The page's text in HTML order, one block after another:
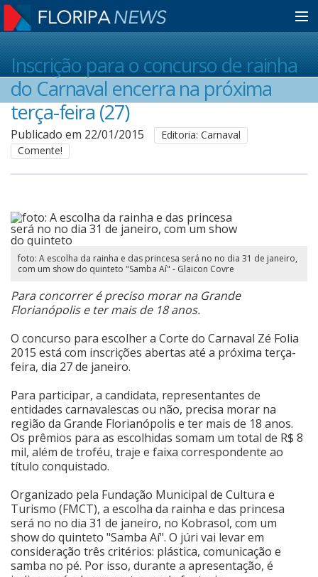
Home
Notícias
Colunistas
Guia de Serviços
Anuncie
Cinema
Agenda Cultural
Anuncie
Inscrição para o concurso de rainha
do Carnaval encerra na próxima
terça-feira (27)
Publicado em 22/01/2015
Editoria: Carnaval
Comente!
foto: A escolha da rainha e das princesa será no no dia 31 de janeiro,
com um show do quinteto "Samba Aí" - Glaicon Covre
Para concorrer é preciso morar na Grande
Florianópolis e ter mais de 18 anos.
O concurso para escolher a Corte do Carnaval Zé Folia
2015 está com inscrições abertas até a próxima terça-
feira, dia 27 de janeiro.
Para participar, a candidata, representantes de
entidades carnavalescas ou não, precisa morar na
região da Grande Florianópolis e ter mais de 18 anos.
Os prêmios para as escolhidas somam um total de R$ 8
mil, além de troféu, traje e faixa correspondente ao
título conquistado.
Organizado pela Fundação Municipal de Cultura e
Turismo (FMCT), a escolha da rainha e das princesa
será no no dia 31 de janeiro, no Kobrasol, com um
show do quinteto "Samba Aí". O júri vai levar em
consideração três critérios: plástica, comunicação e
samba no pé. Por isso, durante a apresentação, é